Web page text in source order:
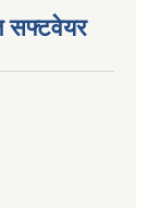
सफ्टवेयर